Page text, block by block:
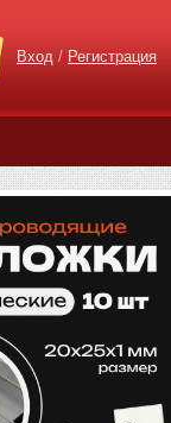
Вход / Регистрация